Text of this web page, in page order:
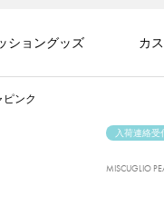
ショングッズ カ
ンク
入荷連絡受
MISCUGLIO